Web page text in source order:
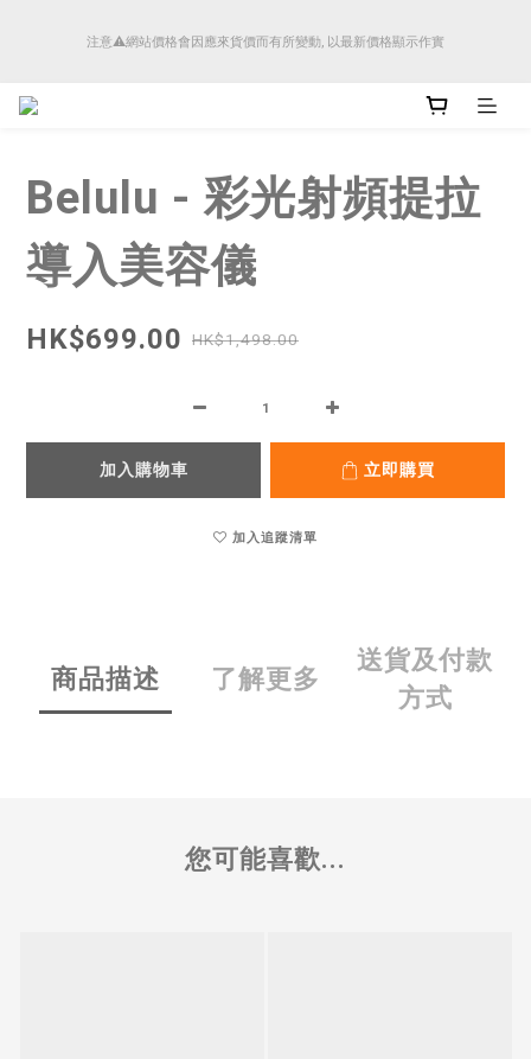
注意⚠️網站價格會因應來貨價而有所變動, 以最新價格顯示作實
順豐香港將於4月14日起減少SMS短訊發送, 所有快件自取訊息通知將全部改為透過官
Belulu - 彩光射頻提拉
導入美容儀
HK$699.00 HK$1,498.00
加入購物車 立即購買
加入追蹤清單
商品描述 了解更多
送貨及付款
方式
您可能喜歡...